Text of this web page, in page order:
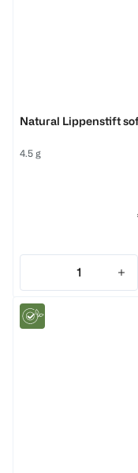
Natural Lippenstift
4.5 g
1
Quantity: 1